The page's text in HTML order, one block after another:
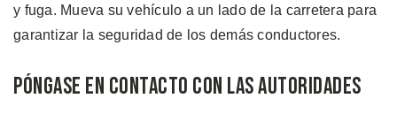
y fuga. Mueva su vehículo a un lado de la carretera para
garantizar la seguridad de los demás conductores.
Póngase en Contacto con las Autoridades